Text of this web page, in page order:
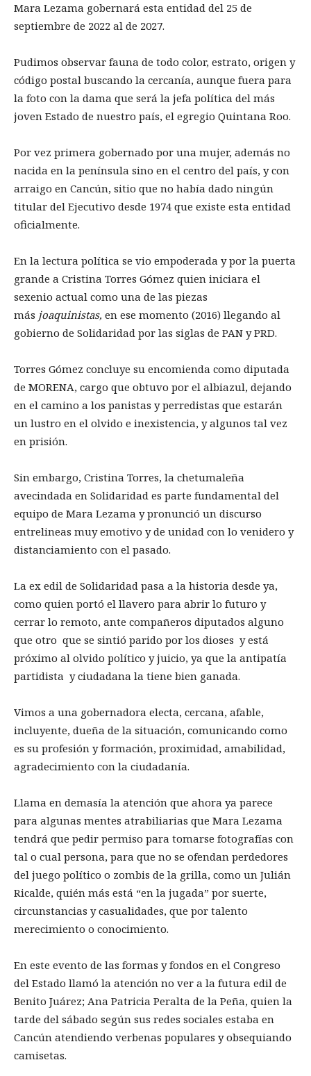
Mara Lezama gobernará esta entidad del 25 de
septiembre de 2022 al de 2027.
Pudimos observar fauna de todo color, estrato, origen y
código postal buscando la cercanía, aunque fuera para
la foto con la dama que será la jefa política del más
joven Estado de nuestro país, el egregio Quintana Roo.
Por vez primera gobernado por una mujer, además no
nacida en la península sino en el centro del país, y con
arraigo en Cancún, sitio que no había dado ningún
titular del Ejecutivo desde 1974 que existe esta entidad
oficialmente.
En la lectura política se vio empoderada y por la puerta
grande a Cristina Torres Gómez quien iniciara el
sexenio actual como una de las piezas
más joaquinistas, en ese momento (2016) llegando al
gobierno de Solidaridad por las siglas de PAN y PRD.
Torres Gómez concluye su encomienda como diputada
de MORENA, cargo que obtuvo por el albiazul, dejando
en el camino a los panistas y perredistas que estarán
un lustro en el olvido e inexistencia, y algunos tal vez
en prisión.
Sin embargo, Cristina Torres, la chetumaleña
avecindada en Solidaridad es parte fundamental del
equipo de Mara Lezama y pronunció un discurso
entrelineas muy emotivo y de unidad con lo venidero y
distanciamiento con el pasado.
La ex edil de Solidaridad pasa a la historia desde ya,
como quien portó el llavero para abrir lo futuro y
cerrar lo remoto, ante compañeros diputados alguno
que otro que se sintió parido por los dioses y está
próximo al olvido político y juicio, ya que la antipatía
partidista y ciudadana la tiene bien ganada.
Vimos a una gobernadora electa, cercana, afable,
incluyente, dueña de la situación, comunicando como
es su profesión y formación, proximidad, amabilidad,
agradecimiento con la ciudadanía.
Llama en demasía la atención que ahora ya parece
para algunas mentes atrabiliarias que Mara Lezama
tendrá que pedir permiso para tomarse fotografías con
tal o cual persona, para que no se ofendan perdedores
del juego político o zombis de la grilla, como un Julián
Ricalde, quién más está “en la jugada” por suerte,
circunstancias y casualidades, que por talento
merecimiento o conocimiento.
En este evento de las formas y fondos en el Congreso
del Estado llamó la atención no ver a la futura edil de
Benito Juárez; Ana Patricia Peralta de la Peña, quien la
tarde del sábado según sus redes sociales estaba en
Cancún atendiendo verbenas populares y obsequiando
camisetas.